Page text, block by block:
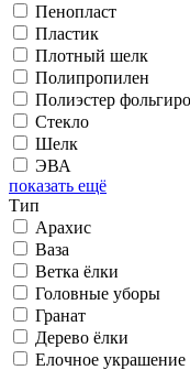
Пенопласт
Пластик
Плотный шелк
Полипропилен
Полиэстер
Стекло
Шелк
ЭВА
показать ещё
Тип
Арахис
Ваза
Ветка ёлки
Головные уборы
Гранат
Дерево ёлки
Елочное украшение